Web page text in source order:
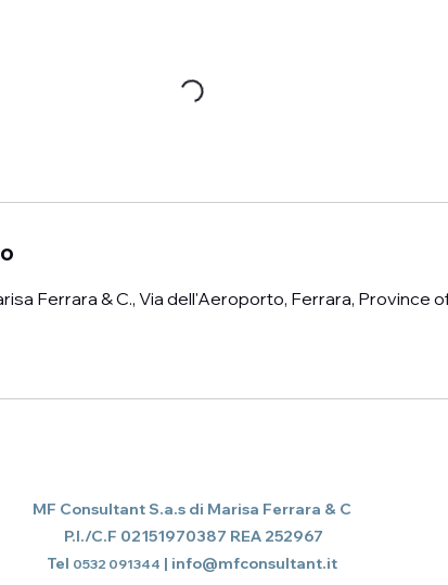
Ferrara & C., Via dell'Aeroporto, Ferrara, Province
MF Consultant S.a.s di Marisa Ferrara & C
P.I./C.F 02151970387 REA 252967
Tel 0532 091344 | info@mfconsultant.it